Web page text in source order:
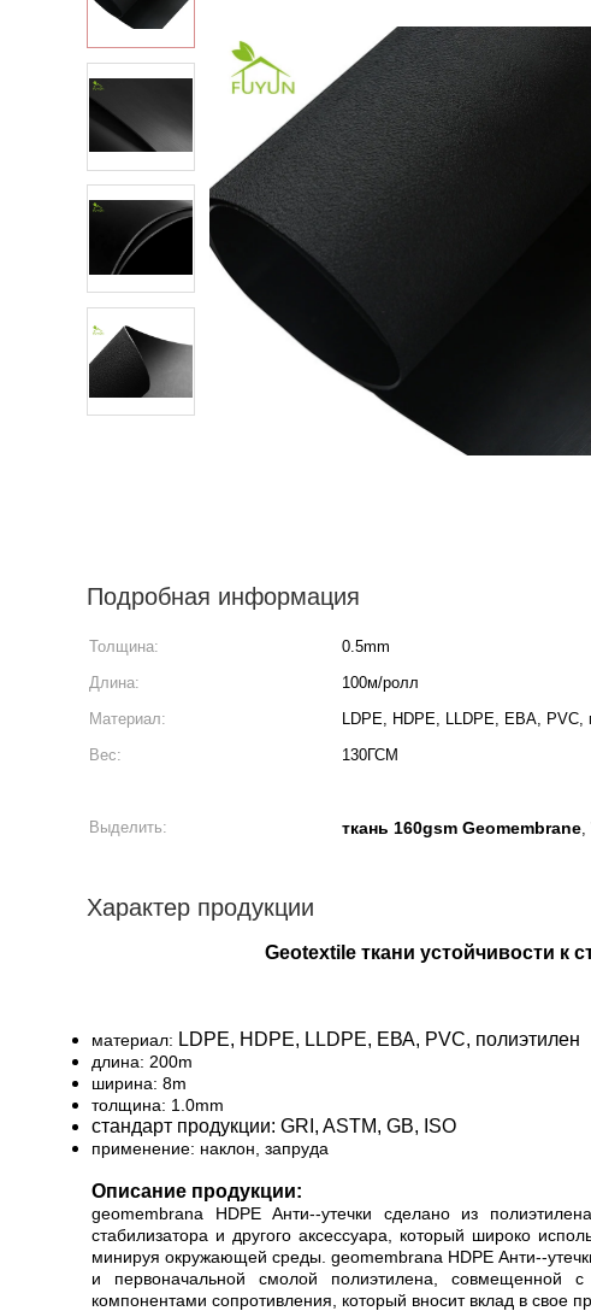
Подробная информация
Толщина: 0.5mm
Длина:
100м/ролл
Материал:
LDPE, HDPE, LLDPE, ЕВА, PVC,
Вес:
130ГСМ
Выделить:
ткань 160gsm Geomembrane,
Характер продукции
Geotextile ткани устойчивости к
материал: LDPE, HDPE, LLDPE, ЕВА, PVC, полиэтилен
длина: 200m
ширина: 8m
толщина: 1.0mm
стандарт продукции: GRI, ASTM, GB, ISO
применение: наклон, запруда
Описание продукции:
geomembrana HDPE Анти--утечки сделано из
стабилизатора и другого аксессуара, который широко
минируя окружающей среды. geomembrana HDPE Анти--
и первоначальной смолой полиэтилена, совмещенной
компонентами сопротивления, который вносит вклад в